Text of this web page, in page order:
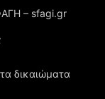
– sfagi.gr
δικαιώματα